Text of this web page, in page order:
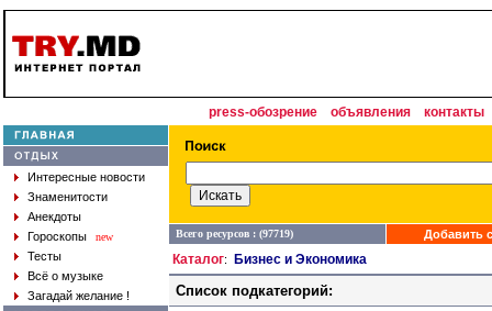
press-обозрение объявления контакты
Интересные новости
Знаменитости
Анекдоты
Гороскопы
new
Тесты
Всё о музыке
Загадай желание !
Всего ресурсов : (97719) Добавить
Каталог: Бизнес и Экономика
Список подкатегорий: